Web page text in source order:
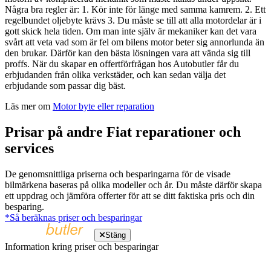
Några bra regler är: 1. Kör inte för länge med samma kamrem. 2. Ett
regelbundet oljebyte krävs 3. Du måste se till att alla motordelar är i
gott skick hela tiden. Om man inte själv är mekaniker kan det vara
svårt att veta vad som är fel om bilens motor beter sig annorlunda än
den brukar. Därför kan den bästa lösningen vara att vända sig till
proffs. När du skapar en offertförfrågan hos Autobutler får du
erbjudanden från olika verkstäder, och kan sedan välja det
erbjudande som passar dig bäst.
Läs mer om Motor byte eller reparation
Prisar på andre Fiat reparationer och
services
De genomsnittliga priserna och besparingarna för de visade
bilmärkena baseras på olika modeller och år. Du måste därför skapa
ett uppdrag och jämföra offerter för att se ditt faktiska pris och din
besparing.
*Så beräknas priser och besparingar
Stäng
Information kring priser och besparingar